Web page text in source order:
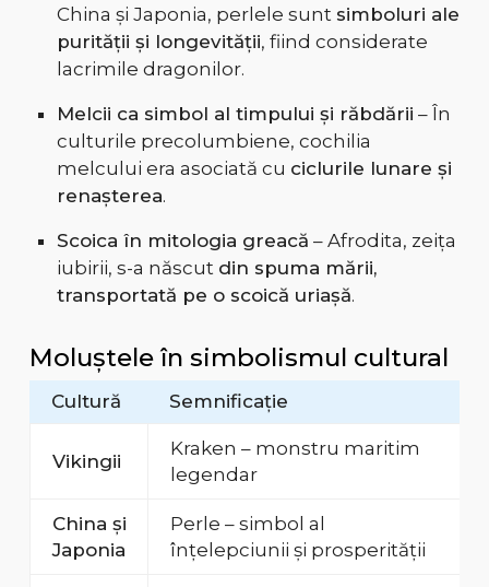
China și Japonia, perlele sunt simboluri ale
purității și longevității, fiind considerate
lacrimile dragonilor.
Melcii ca simbol al timpului și răbdării – În
culturile precolumbiene, cochilia
melcului era asociată cu ciclurile lunare și
renașterea.
Scoica în mitologia greacă – Afrodita, zeița
iubirii, s-a născut din spuma mării,
transportată pe o scoică uriașă.
Moluștele în simbolismul cultural
Cultură Semnificație
Vikingii
Kraken – monstru maritim
legendar
China și
Japonia
Perle – simbol al
înțelepciunii și prosperității